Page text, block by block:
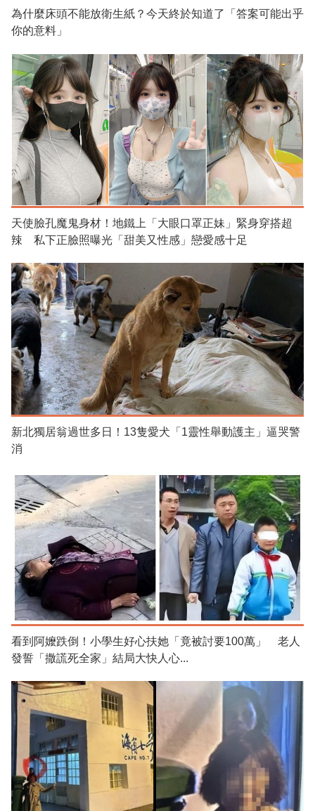
為什麼床頭不能放衛生紙？今天終於知道了「答案可能出乎
你的意料」
天使臉孔魔鬼身材！地鐵上「大眼口罩正妹」緊身穿搭超
辣 私下正臉照曝光「甜美又性感」戀愛感十足
新北獨居翁過世多日！13隻愛犬「1靈性舉動護主」逼哭警
消
看到阿嬤跌倒！小學生好心扶她「竟被討要100萬」 老人
發誓「撒謊死全家」結局大快人心...